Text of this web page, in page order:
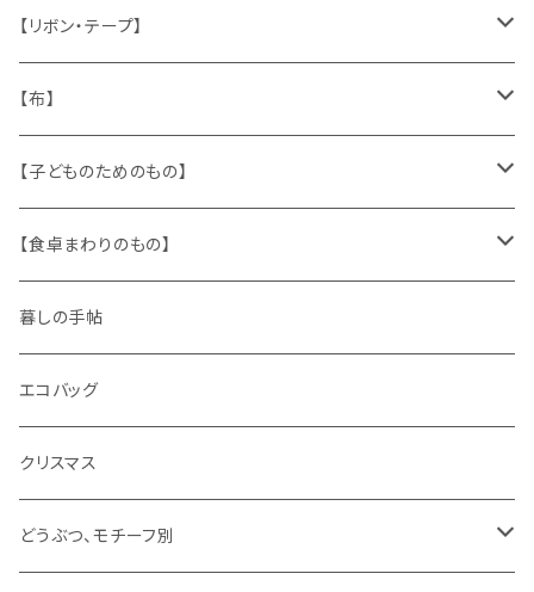
キャラクター
ピノキオ
メタル製品
缶、箱
陶磁器
文房具
木製品
ミニチュア、ドールハウス
シール、ステッカー、クロモス
袋、箱、ナプキン、コースター
パズル、ゲーム
古本、古雑誌、古えほん
古レコード
古せっけん
ラッピングペーパー、壁紙
スタンプ
文房具
貝
メタル
ガラス
プラスチック
紙
【リボン・テープ】
チロルテープ・イニシャルテープ
トリム
ワッペン
【布】
キッチンクロス、ナプキン
ニット
布地
【子どものためのもの】
身に着けるもの
【食卓まわりのもの】
ガラス
花びん
小物入れ
陶磁器
カップアンドソーサー
プレート
木製品
ホーロー
暮しの手帖
エコバッグ
クリスマス
どうぶつ、モチーフ別